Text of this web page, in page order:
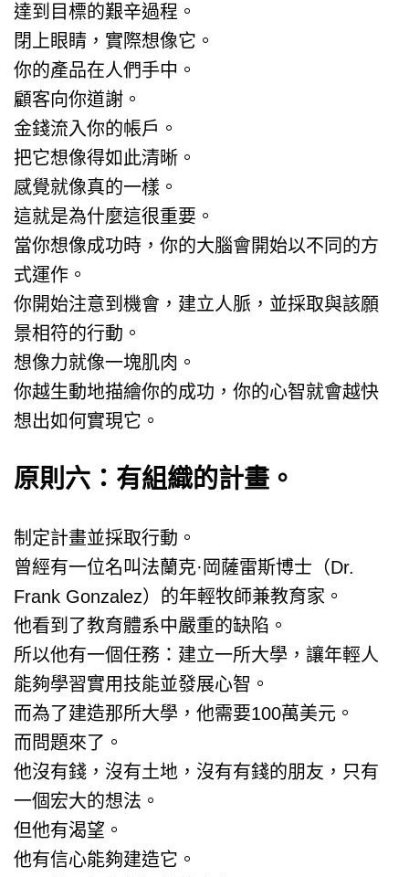
達到目標的艱辛過程。
閉上眼睛，實際想像它。
你的產品在人們手中。
顧客向你道謝。
金錢流入你的帳戶。
把它想像得如此清晰。
感覺就像真的一樣。
這就是為什麼這很重要。
當你想像成功時，你的大腦會開始以不同的方
式運作。
你開始注意到機會，建立人脈，並採取與該願
景相符的行動。
想像力就像一塊肌肉。
你越生動地描繪你的成功，你的心智就會越快
想出如何實現它。
原則六：有組織的計畫。
制定計畫並採取行動。
曾經有一位名叫法蘭克·岡薩雷斯博士（Dr.
Frank Gonzalez）的年輕牧師兼教育家。
他看到了教育體系中嚴重的缺陷。
所以他有一個任務：建立一所大學，讓年輕人
能夠學習實用技能並發展心智。
而為了建造那所大學，他需要100萬美元。
而問題來了。
他沒有錢，沒有土地，沒有有錢的朋友，只有
一個宏大的想法。
但他有渴望。
他有信心能夠建造它。